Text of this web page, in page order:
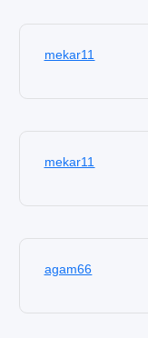
mekar11
mekar11
agam66